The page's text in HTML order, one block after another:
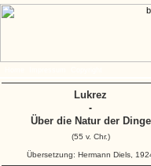
Lukrez
-
Über die Natur der Dinge
(55 v. Chr.)
Übersetzung: Hermann Diels,